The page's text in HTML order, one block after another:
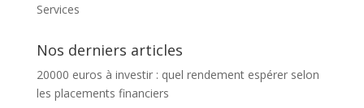
Services
Nos derniers articles
20000 euros à investir : quel rendement espérer selon
les placements financiers